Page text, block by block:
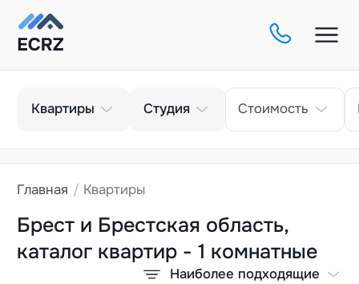
Тип
Квартиры Кол-во комнат
Студия Стоимость
Главная Квартиры
Брест и Брестская область,
каталог квартир - 1 комнатные
Наиболее подходящие